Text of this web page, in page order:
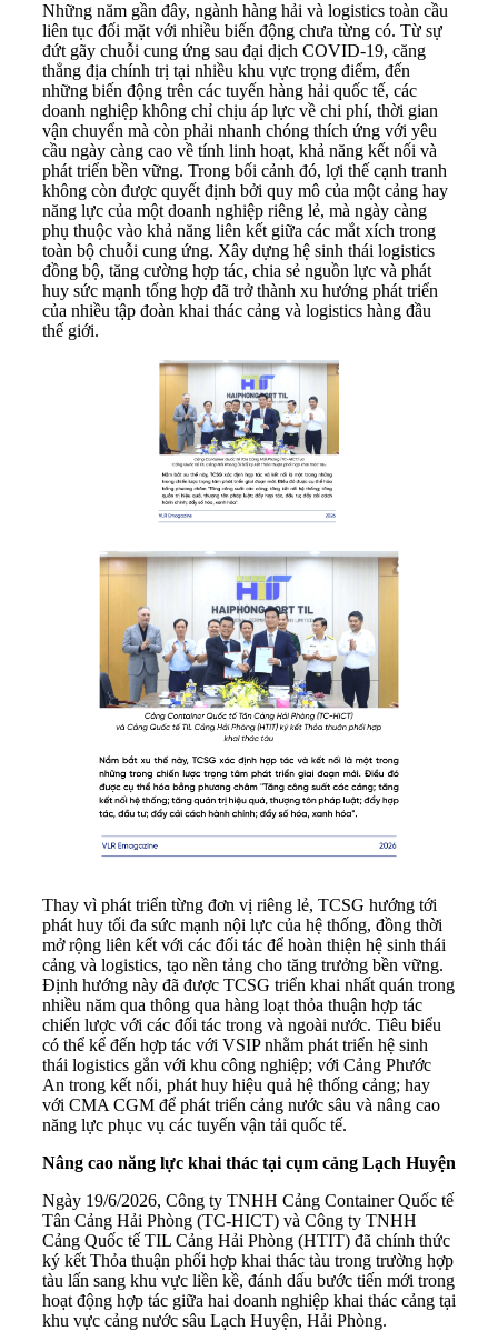
Những năm gần đây, ngành hàng hải và logistics toàn cầu
liên tục đối mặt với nhiều biến động chưa từng có. Từ sự
đứt gãy chuỗi cung ứng sau đại dịch COVID-19, căng
thẳng địa chính trị tại nhiều khu vực trọng điểm, đến
những biến động trên các tuyến hàng hải quốc tế, các
doanh nghiệp không chỉ chịu áp lực về chi phí, thời gian
vận chuyển mà còn phải nhanh chóng thích ứng với yêu
cầu ngày càng cao về tính linh hoạt, khả năng kết nối và
phát triển bền vững. Trong bối cảnh đó, lợi thế cạnh tranh
không còn được quyết định bởi quy mô của một cảng hay
năng lực của một doanh nghiệp riêng lẻ, mà ngày càng
phụ thuộc vào khả năng liên kết giữa các mắt xích trong
toàn bộ chuỗi cung ứng. Xây dựng hệ sinh thái logistics
đồng bộ, tăng cường hợp tác, chia sẻ nguồn lực và phát
huy sức mạnh tổng hợp đã trở thành xu hướng phát triển
của nhiều tập đoàn khai thác cảng và logistics hàng đầu
thế giới.
Thay vì phát triển từng đơn vị riêng lẻ, TCSG hướng tới
phát huy tối đa sức mạnh nội lực của hệ thống, đồng thời
mở rộng liên kết với các đối tác để hoàn thiện hệ sinh thái
cảng và logistics, tạo nền tảng cho tăng trưởng bền vững.
Định hướng này đã được TCSG triển khai nhất quán trong
nhiều năm qua thông qua hàng loạt thỏa thuận hợp tác
chiến lược với các đối tác trong và ngoài nước. Tiêu biểu
có thể kể đến hợp tác với VSIP nhằm phát triển hệ sinh
thái logistics gắn với khu công nghiệp; với Cảng Phước
An trong kết nối, phát huy hiệu quả hệ thống cảng; hay
với CMA CGM để phát triển cảng nước sâu và nâng cao
năng lực phục vụ các tuyến vận tải quốc tế.
Nâng cao năng lực khai thác tại cụm cảng Lạch Huyện
Ngày 19/6/2026, Công ty TNHH Cảng Container Quốc tế
Tân Cảng Hải Phòng (TC-HICT) và Công ty TNHH
Cảng Quốc tế TIL Cảng Hải Phòng (HTIT) đã chính thức
ký kết Thỏa thuận phối hợp khai thác tàu trong trường hợp
tàu lấn sang khu vực liền kề, đánh dấu bước tiến mới trong
hoạt động hợp tác giữa hai doanh nghiệp khai thác cảng tại
khu vực cảng nước sâu Lạch Huyện, Hải Phòng.